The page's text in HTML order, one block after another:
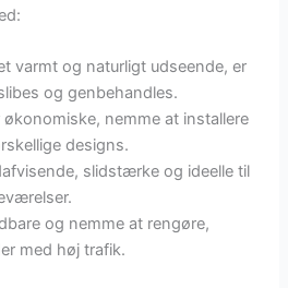
varmt og naturligt udseende, er
og genbehandles.
økonomiske, nemme at installere
designs.
slidstærke og ideelle til
og nemme at rengøre,
med høj trafik.